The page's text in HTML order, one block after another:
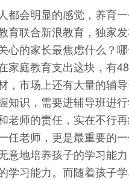
会明显的感觉，养育一
育联合新浪教育，独家
心的家长最焦虑什么？
家庭教育支出这块，有
，市场上还有大量的辅
知识，需要进辅导班进
老师的责任，实在不行
任老师，更是最重要的
意地培养孩子的学习能
学习能力。而随着孩子